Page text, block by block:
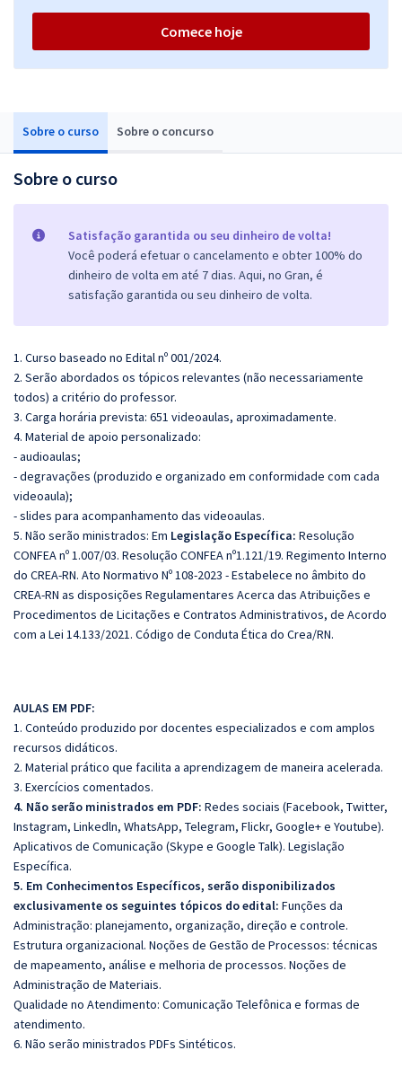
Sobre o curso Sobre o concurso
Sobre o curso
Satisfação garantida ou seu dinheiro de volta!
Você poderá efetuar o cancelamento e obter 100% do
dinheiro de volta em até 7 dias. Aqui, no Gran, é
satisfação garantida ou seu dinheiro de volta.
1. Curso baseado no Edital nº 001/2024.
2. Serão abordados os tópicos relevantes (não necessariamente
todos) a critério do professor.
3. Carga horária prevista: 651 videoaulas, aproximadamente.
4. Material de apoio personalizado:
- audioaulas;
- degravações (produzido e organizado em conformidade com cada
videoaula);
- slides para acompanhamento das videoaulas.
5. Não serão ministrados: Em Legislação Específica: Resolução
CONFEA nº 1.007/03. Resolução CONFEA nº1.121/19. Regimento Interno
do CREA-RN. Ato Normativo Nº 108-2023 - Estabelece no âmbito do
CREA-RN as disposições Regulamentares Acerca das Atribuições e
Procedimentos de Licitações e Contratos Administrativos, de Acordo
com a Lei 14.133/2021. Código de Conduta Ética do Crea/RN.
AULAS EM PDF:
1. Conteúdo produzido por docentes especializados e com amplos
recursos didáticos.
2. Material prático que facilita a aprendizagem de maneira acelerada.
3. Exercícios comentados.
4. Não serão ministrados em PDF: Redes sociais (Facebook, Twitter,
Instagram, Linkedln, WhatsApp, Telegram, Flickr, Google+ e Youtube).
Aplicativos de Comunicação (Skype e Google Talk). Legislação
Específica.
5. Em Conhecimentos Específicos, serão disponibilizados
exclusivamente os seguintes tópicos do edital: Funções da
Administração: planejamento, organização, direção e controle.
Estrutura organizacional. Noções de Gestão de Processos: técnicas
de mapeamento, análise e melhoria de processos. Noções de
Administração de Materiais.
Qualidade no Atendimento: Comunicação Telefônica e formas de
atendimento.
6. Não serão ministrados PDFs Sintéticos.
Comece hoje